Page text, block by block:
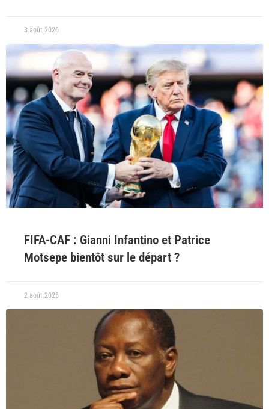
3 août 2026
FIFA-CAF : Gianni Infantino et Patrice
Motsepe bientôt sur le départ ?
2 août 2026